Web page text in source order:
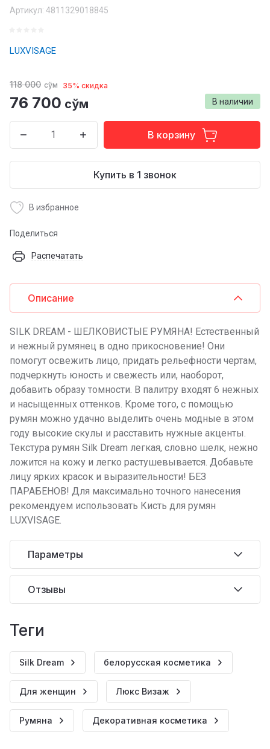
Артикул: 4811329018845
LUXVISAGE
В наличии
118 000 сўм 35% скидка
76 700 сўм
В корзину
Купить в 1 звонок
В избранное
Поделиться
Распечатать
Описание
SILK DREAM - ШЕЛКОВИСТЫЕ РУМЯНА! Естественный
и нежный румянец в одно прикосновение! Они
помогут освежить лицо, придать рельефности чертам,
подчеркнуть юность и свежесть или, наоборот,
добавить образу томности. В палитру входят 6 нежных
и насыщенных оттенков. Кроме того, с помощью
румян можно удачно выделить очень модные в этом
году высокие скулы и расставить нужные акценты.
Текстура румян Silk Dream легкая, словно шелк, нежно
ложится на кожу и легко растушевывается. Добавьте
лицу ярких красок и выразительности! БЕЗ
ПАРАБЕНОВ! Для максимально точного нанесения
рекомендуем использовать Кисть для румян
LUXVISAGE.
Параметры
Отзывы
теги
Silk Dream белорусская косметика
Для женщин Люкс Визаж
Румяна Декоративная косметика